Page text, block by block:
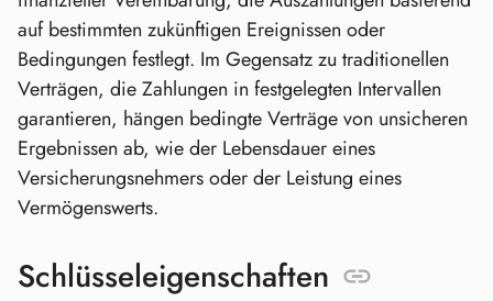
auf bestimmten zukünftigen Ereignissen oder
Bedingungen festlegt. Im Gegensatz zu traditionellen
Verträgen, die Zahlungen in festgelegten Intervallen
garantieren, hängen bedingte Verträge von unsicheren
Ergebnissen ab, wie der Lebensdauer eines
Versicherungsnehmers oder der Leistung eines
Vermögenswerts.
Schlüsseleigenschaften